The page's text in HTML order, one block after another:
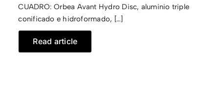
CUADRO: Orbea Avant Hydro Disc, aluminio triple
conificado e hidroformado, […]
Read article